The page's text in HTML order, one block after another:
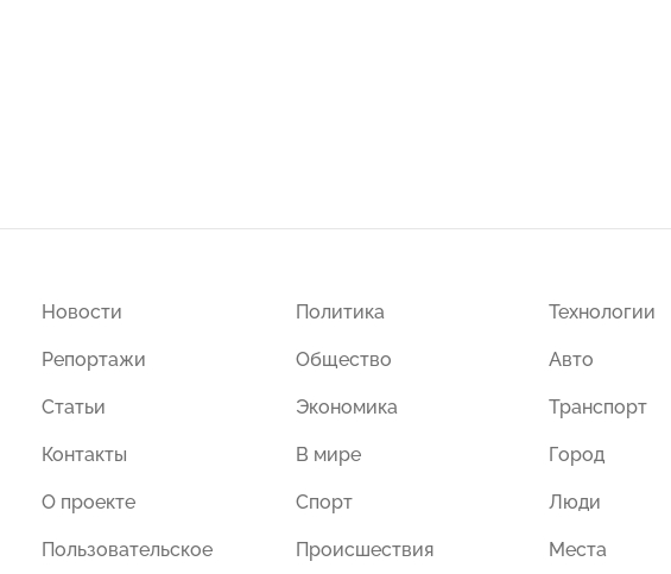
Новости
Репортажи
Статьи
Контакты
О проекте
Пользовательское
Политика
Общество
Экономика
В мире
Спорт
Происшествия
Технологии
Авто
Транспорт
Город
Люди
Места